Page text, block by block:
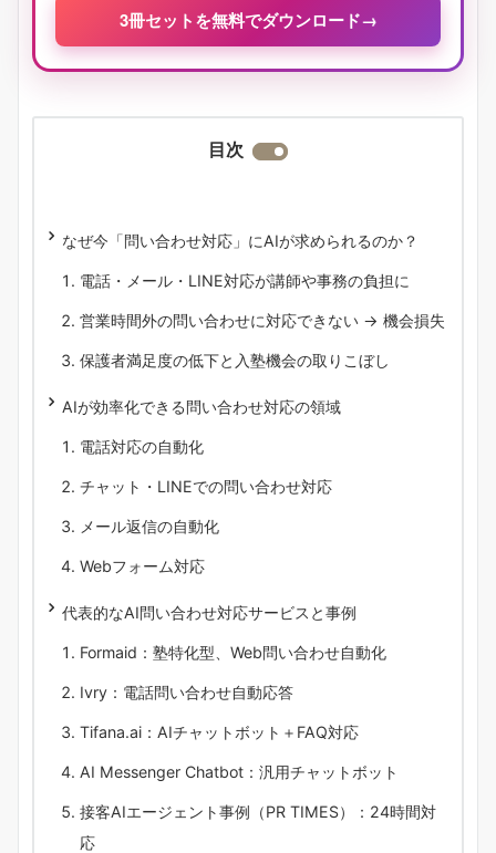
3冊セットを無料でダウンロード→
目次
なぜ今「問い合わせ対応」にAIが求められるのか？
電話・メール・LINE対応が講師や事務の負担に
営業時間外の問い合わせに対応できない → 機会損失
保護者満足度の低下と入塾機会の取りこぼし
AIが効率化できる問い合わせ対応の領域
電話対応の自動化
チャット・LINEでの問い合わせ対応
メール返信の自動化
Webフォーム対応
代表的なAI問い合わせ対応サービスと事例
Formaid：塾特化型、Web問い合わせ自動化
Ivry：電話問い合わせ自動応答
Tifana.ai：AIチャットボット＋FAQ対応
AI Messenger Chatbot：汎用チャットボット
接客AIエージェント事例（PR TIMES）：24時間対
応